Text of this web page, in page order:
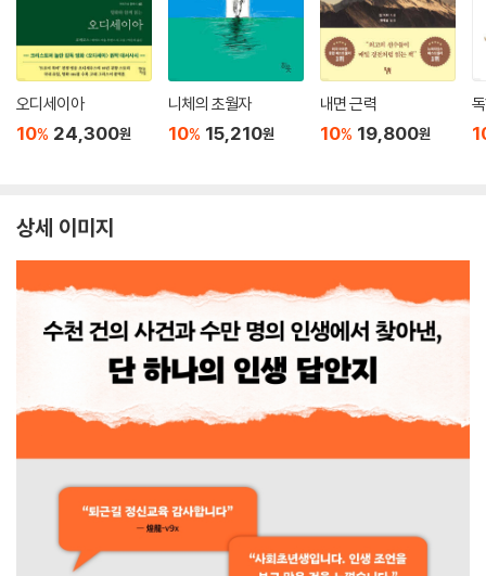
오디세이아
10% 24,300원
니체의 초월자
10% 15,210원
내면 근력
10% 19,800원
상세 이미지